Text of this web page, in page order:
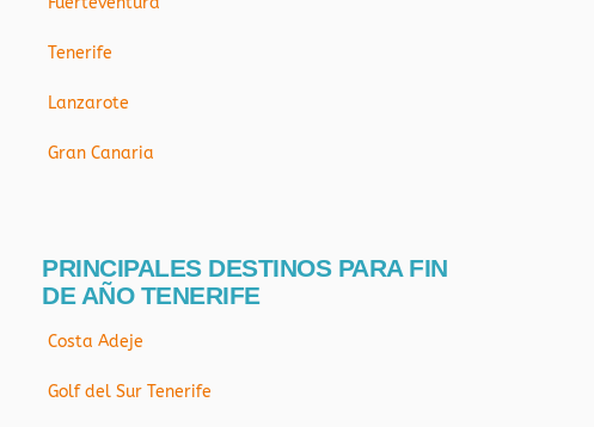
Tenerife
Lanzarote
Gran Canaria
PRINCIPALES DESTINOS PARA FIN
DE AÑO TENERIFE
Costa Adeje
Golf del Sur Tenerife